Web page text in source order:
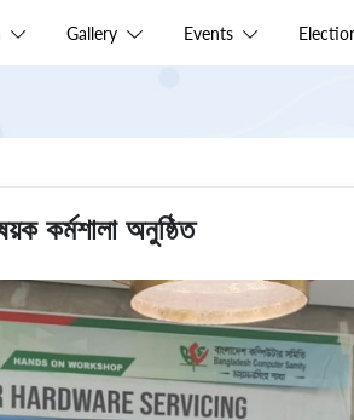
Gallery Events
কর্মশালা অনুষ্ঠিত